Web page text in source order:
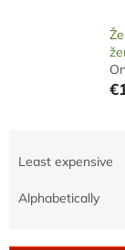
d
Least expensive
Alphabetically